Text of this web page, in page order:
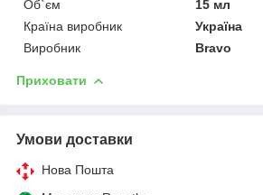
Об`єм
15 мл
Країна виробник
Україна
Виробник
Bravo
Приховати
Умови доставки
Нова Пошта